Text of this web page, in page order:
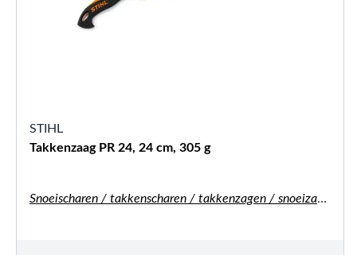
STIHL
Takkenzaag PR 24, 24 cm, 305 g
Snoeischaren / takkenscharen / takkenzagen / snoeizagen